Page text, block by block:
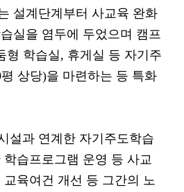
설계단계부터 사교육 완화
실을 염두에 두었으며 캠프
형 학습실, 휴게실 등 자기주
상당)을 마련하는 등 특화
설과 연계한 자기주도학습
습프로그램 운영 등 사교
육여건 개선 등 그간의 노